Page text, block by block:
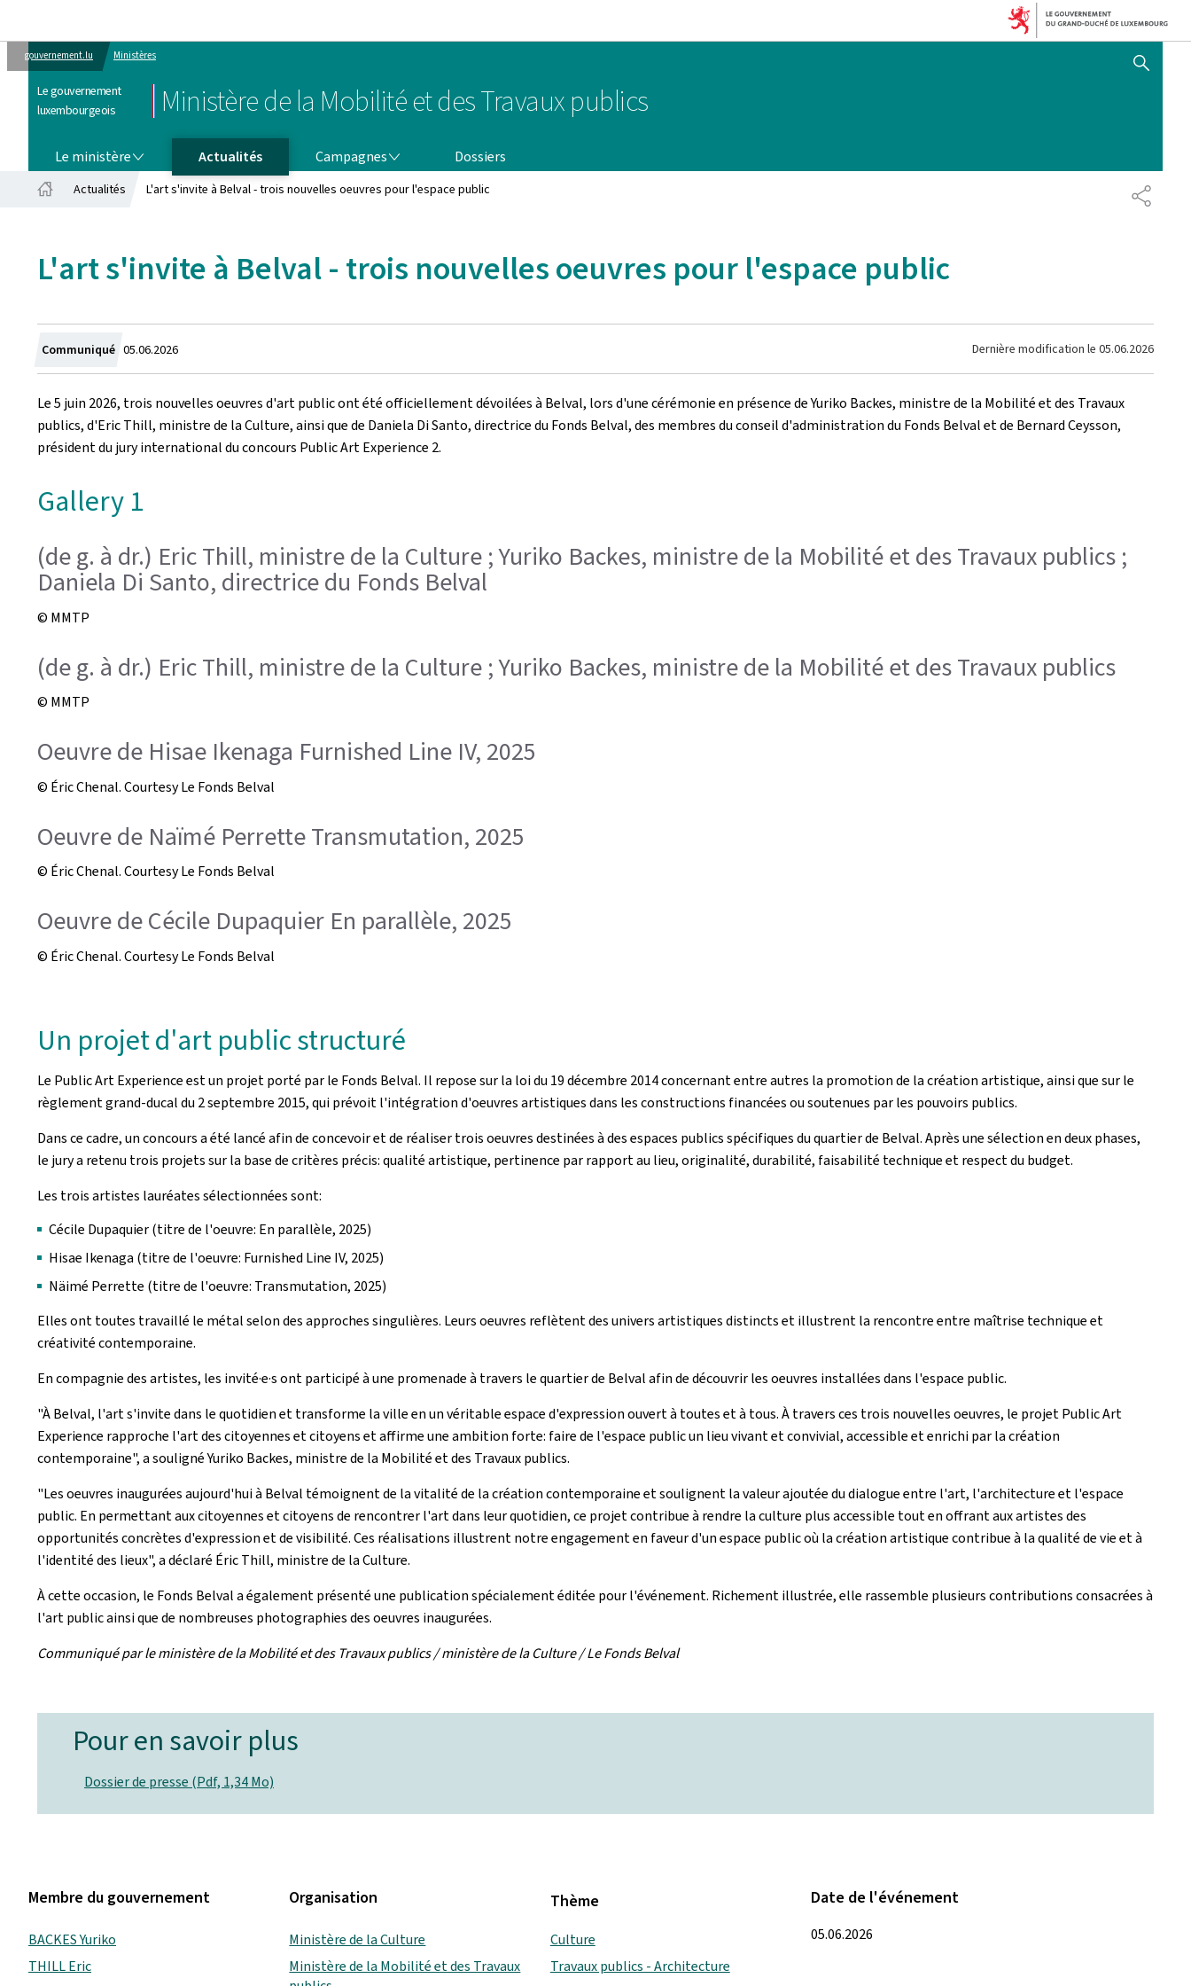
gouvernement.lu Ministères
Le gouvernement
luxembourgeois
Ministère de la Mobilité et des Travaux publics
AFFICHER / MASQUER
Le ministère Actualités Campagnes
Dossiers
Actualités L'art s'invite à Belval - trois nouvelles oeuvres pour l'espace public
L'art s'invite à Belval - trois nouvelles oeuvres pour l'espace public
Communiqué Crée
le
05.06.2026 Dernière modification le 05.06.2026
Le 5 juin 2026, trois nouvelles oeuvres d'art public ont été officiellement dévoilées à Belval, lors d'une cérémonie en présence de Yuriko Backes, ministre de la Mobilité et des Travaux
publics, d'Eric Thill, ministre de la Culture, ainsi que de Daniela Di Santo, directrice du Fonds Belval, des membres du conseil d'administration du Fonds Belval et de Bernard Ceysson,
président du jury international du concours Public Art Experience 2.
Gallery 1
(de g. à dr.) Eric Thill, ministre de la Culture ; Yuriko Backes, ministre de la Mobilité et des Travaux publics ;
Daniela Di Santo, directrice du Fonds Belval
© MMTP
(de g. à dr.) Eric Thill, ministre de la Culture ; Yuriko Backes, ministre de la Mobilité et des Travaux publics
© MMTP
Oeuvre de Hisae Ikenaga Furnished Line IV, 2025
© Éric Chenal. Courtesy Le Fonds Belval
Oeuvre de Naïmé Perrette Transmutation, 2025
© Éric Chenal. Courtesy Le Fonds Belval
Oeuvre de Cécile Dupaquier En parallèle, 2025
© Éric Chenal. Courtesy Le Fonds Belval
Un projet d'art public structuré
Le Public Art Experience est un projet porté par le Fonds Belval. Il repose sur la loi du 19 décembre 2014 concernant entre autres la promotion de la création artistique, ainsi que sur le
règlement grand-ducal du 2 septembre 2015, qui prévoit l'intégration d'oeuvres artistiques dans les constructions financées ou soutenues par les pouvoirs publics.
Dans ce cadre, un concours a été lancé afin de concevoir et de réaliser trois oeuvres destinées à des espaces publics spécifiques du quartier de Belval. Après une sélection en deux phases,
le jury a retenu trois projets sur la base de critères précis: qualité artistique, pertinence par rapport au lieu, originalité, durabilité, faisabilité technique et respect du budget.
Les trois artistes lauréates sélectionnées sont:
Cécile Dupaquier (titre de l'oeuvre: En parallèle, 2025)
Hisae Ikenaga (titre de l'oeuvre: Furnished Line IV, 2025)
Näimé Perrette (titre de l'oeuvre: Transmutation, 2025)
Elles ont toutes travaillé le métal selon des approches singulières. Leurs oeuvres reflètent des univers artistiques distincts et illustrent la rencontre entre maîtrise technique et
créativité contemporaine.
En compagnie des artistes, les invité·e·s ont participé à une promenade à travers le quartier de Belval afin de découvrir les oeuvres installées dans l'espace public.
"À Belval, l'art s'invite dans le quotidien et transforme la ville en un véritable espace d'expression ouvert à toutes et à tous. À travers ces trois nouvelles oeuvres, le projet Public Art
Experience rapproche l'art des citoyennes et citoyens et affirme une ambition forte: faire de l'espace public un lieu vivant et convivial, accessible et enrichi par la création
contemporaine", a souligné Yuriko Backes, ministre de la Mobilité et des Travaux publics.
"Les oeuvres inaugurées aujourd'hui à Belval témoignent de la vitalité de la création contemporaine et soulignent la valeur ajoutée du dialogue entre l'art, l'architecture et l'espace
public. En permettant aux citoyennes et citoyens de rencontrer l'art dans leur quotidien, ce projet contribue à rendre la culture plus accessible tout en offrant aux artistes des
opportunités concrètes d'expression et de visibilité. Ces réalisations illustrent notre engagement en faveur d'un espace public où la création artistique contribue à la qualité de vie et à
l'identité des lieux", a déclaré Éric Thill, ministre de la Culture.
À cette occasion, le Fonds Belval a également présenté une publication spécialement éditée pour l'événement. Richement illustrée, elle rassemble plusieurs contributions consacrées à
l'art public ainsi que de nombreuses photographies des oeuvres inaugurées.
Communiqué par le ministère de la Mobilité et des Travaux publics / ministère de la Culture / Le Fonds Belval
Pour en savoir plus
Dossier de presse (Pdf, 1,34 Mo)
Membre du gouvernement
BACKES Yuriko
THILL Eric
Organisation
Ministère de la Culture
Ministère de la Mobilité et des Travaux
Thème
Culture
Travaux publics - Architecture
Date de l'événement
05.06.2026